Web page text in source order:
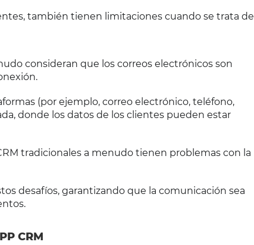
también tienen limitaciones cuando se trata de
consideran que los correos electrónicos son
(por ejemplo, correo electrónico, teléfono,
donde los datos de los clientes pueden estar
tradicionales a menudo tienen problemas con la
desafíos, garantizando que la comunicación sea
CRM